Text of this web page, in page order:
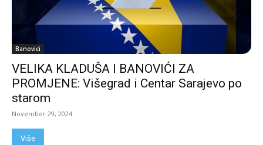
Banovici
VELIKA KLADUŠA I BANOVIĆI ZA
PROMJENE: Višegrad i Centar Sarajevo po
starom
November 29, 2024
Više